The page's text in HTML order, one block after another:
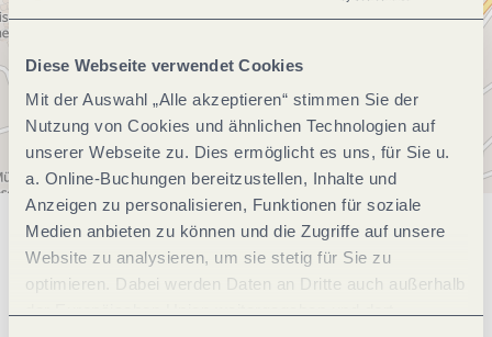
Diese Webseite verwendet Cookies
Mit der Auswahl „Alle akzeptieren“ stimmen Sie der
Nutzung von Cookies und ähnlichen Technologien auf
unserer Webseite zu. Dies ermöglicht es uns, für Sie u.
a. Online-Buchungen bereitzustellen, Inhalte und
Anzeigen zu personalisieren, Funktionen für soziale
Medien anbieten zu können und die Zugriffe auf unsere
Website zu analysieren, um sie stetig für Sie zu
optimieren. Dabei werden Daten an Dritte auch außerhalb
Allgemeine Informationen